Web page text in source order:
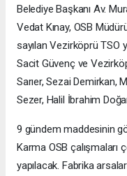
Belediye Başkanı Av.
Vedat Kınay, OSB
sayılan Vezirköprü TSO
Sacit Güvenç ve
Sarıer, Sezai Demirkan,
Sezer, Halil İbrahim
9 gündem maddesinin
Karma OSB çalışmaları
yapılacak. Fabrika